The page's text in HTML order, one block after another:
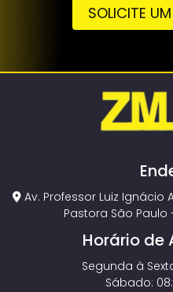
SOLICITE
Av. Professor Luiz Ignácio
Pastora São Paulo
Horário de
Segunda à
Sábado: